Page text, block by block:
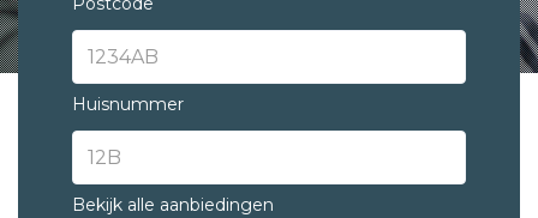
Huisnummer
Bekijk alle aanbiedingen